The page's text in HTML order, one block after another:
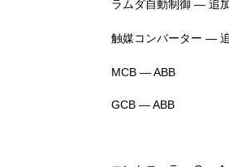
ラムダ自動制御 — 追
触媒コンバーター —
MCB — ABB
GCB — ABB